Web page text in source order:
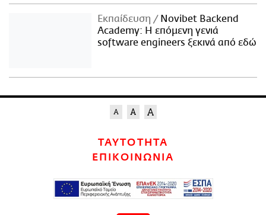
Εκπαίδευση
Novibet Backend
Academy: Η επόμενη γενιά
software engineers ξεκινά από εδώ
ΤΑΥΤΟΤΗΤΑ
ΕΠΙΚΟΙΝΩΝΙΑ